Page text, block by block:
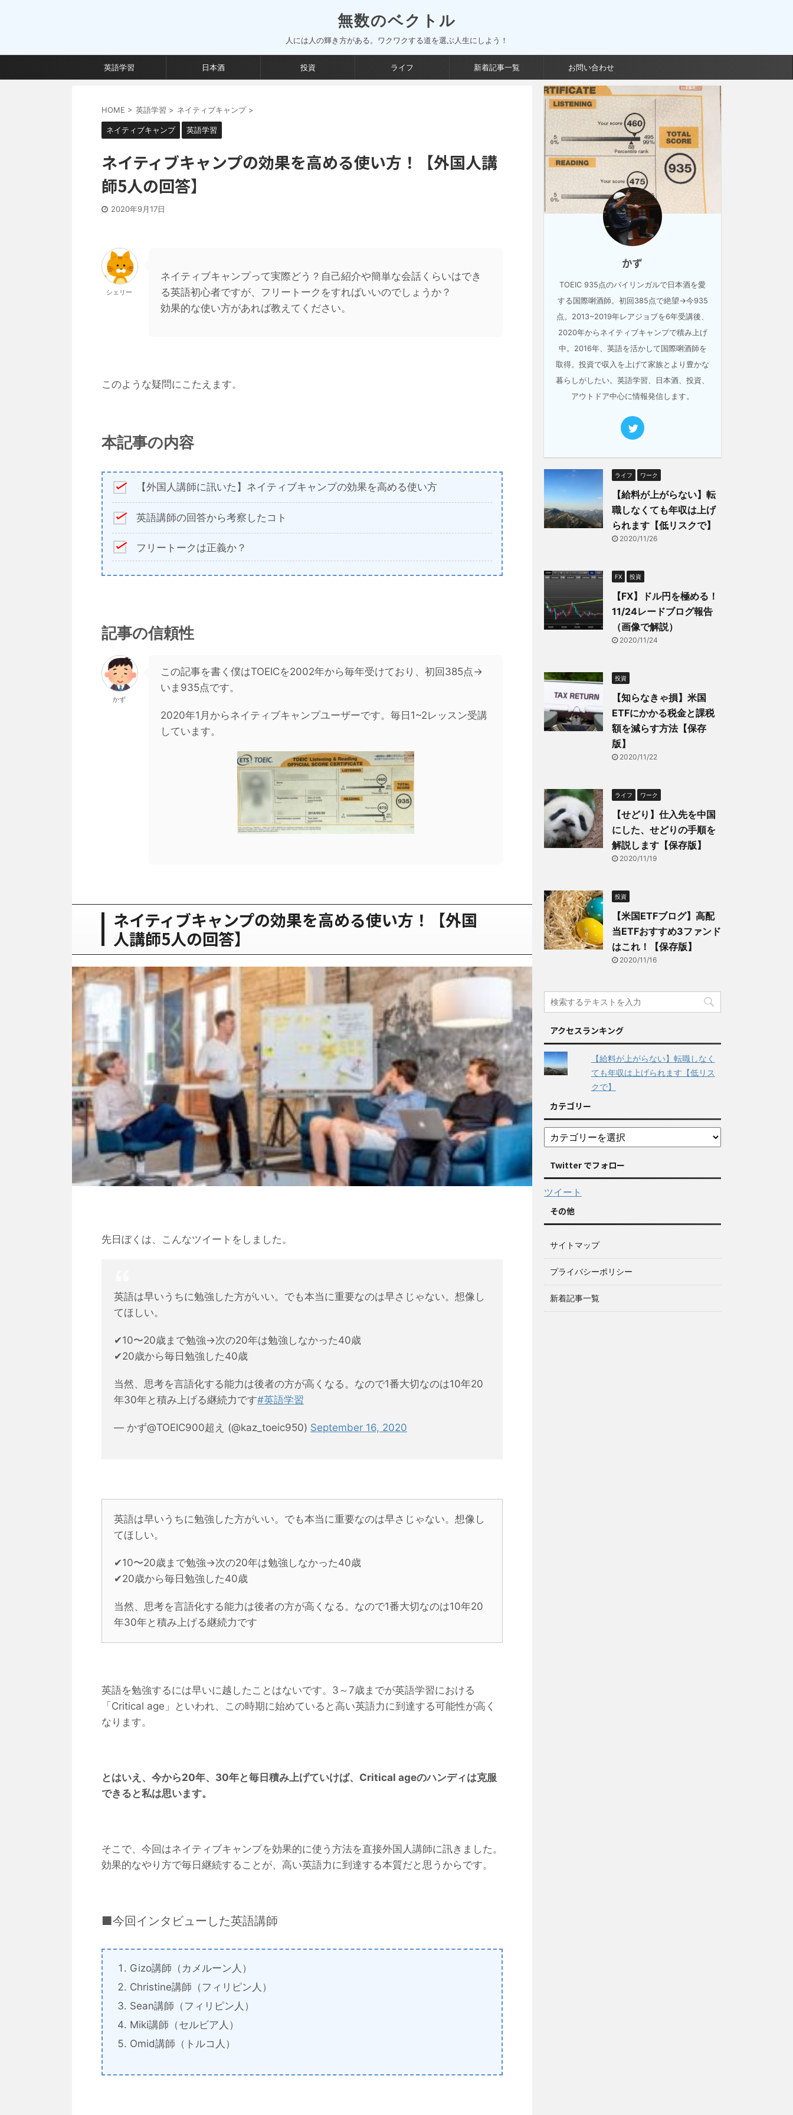
無数のベクトル
人には人の輝き方がある。ワクワクする道を選ぶ人生にしよう！
英語学習 日本酒 投資 ライフ 新着記事一覧 お問い合わせ
HOME > 英語学習 > ネイティブキャンプ >
ネイティブキャンプ 英語学習
ネイティブキャンプの効果を高める使い方！【外国人講
師5人の回答】
2020年9月17日
シェリー
ネイティブキャンプって実際どう？自己紹介や簡単な会話くらいはでき
る英語初心者ですが、フリートークをすればいいのでしょうか？
効果的な使い方があれば教えてください。
このような疑問にこたえます。
本記事の内容
【外国人講師に訊いた】ネイティブキャンプの効果を高める使い方
英語講師の回答から考察したコト
フリートークは正義か？
記事の信頼性
かず
この記事を書く僕はTOEICを2002年から毎年受けており、初回385点→
いま935点です。
2020年1月からネイティブキャンプユーザーです。毎日1~2レッスン受講
しています。
ネイティブキャンプの効果を高める使い方！【外国
人講師5人の回答】
先日ぼくは、こんなツイートをしました。
英語は早いうちに勉強した方がいい。でも本当に重要なのは早さじゃない。想像し
てほしい。
✔︎10〜20歳まで勉強→次の20年は勉強しなかった40歳
✔︎20歳から毎日勉強した40歳
当然、思考を言語化する能力は後者の方が高くなる。なので1番大切なのは10年20
年30年と積み上げる継続力です#英語学習
— かず@TOEIC900超え (@kaz_toeic950) September 16, 2020
英語は早いうちに勉強した方がいい。でも本当に重要なのは早さじゃない。想像し
てほしい。
✔︎10〜20歳まで勉強→次の20年は勉強しなかった40歳
✔︎20歳から毎日勉強した40歳
当然、思考を言語化する能力は後者の方が高くなる。なので1番大切なのは10年20
年30年と積み上げる継続力です
英語を勉強するには早いに越したことはないです。3～7歳までが英語学習における
「Critical age」といわれ、この時期に始めていると高い英語力に到達する可能性が高く
なります。
とはいえ、今から20年、30年と毎日積み上げていけば、Critical ageのハンディは克服
できると私は思います。
そこで、今回はネイティブキャンプを効果的に使う方法を直接外国人講師に訊きました。
効果的なやり方で毎日継続することが、高い英語力に到達する本質だと思うからです。
■今回インタビューした英語講師
Gizo講師（カメルーン人）
Christine講師（フィリピン人）
Sean講師（フィリピン人）
Miki講師（セルビア人）
Omid講師（トルコ人）
かず
TOEIC 935点のバイリンガルで日本酒を愛
する国際唎酒師。初回385点で絶望→今935
点。2013~2019年レアジョブを6年受講後、
2020年からネイティブキャンプで積み上げ
中。2016年、英語を活かして国際唎酒師を
取得。投資で収入を上げて家族とより豊かな
暮らしがしたい。英語学習、日本酒、投資、
アウトドア中心に情報発信します。
ライフ ワーク
【給料が上がらない】転
職しなくても年収は上げ
られます【低リスクで】
2020/11/26
FX 投資
【FX】ドル円を極める！
11/24レードブログ報告
（画像で解説）
2020/11/24
投資
【知らなきゃ損】米国
ETFにかかる税金と課税
額を減らす方法【保存
版】
2020/11/22
ライフ ワーク
【せどり】仕入先を中国
にした、せどりの手順を
解説します【保存版】
2020/11/19
投資
【米国ETFブログ】高配
当ETFおすすめ3ファンド
はこれ！【保存版】
2020/11/16
アクセスランキング
【給料が上がらない】転職しなく
ても年収は上げられます【低リス
クで】
カテゴリー
Twitter でフォロー
ツイート
その他
サイトマップ
プライバシーポリシー
新着記事一覧